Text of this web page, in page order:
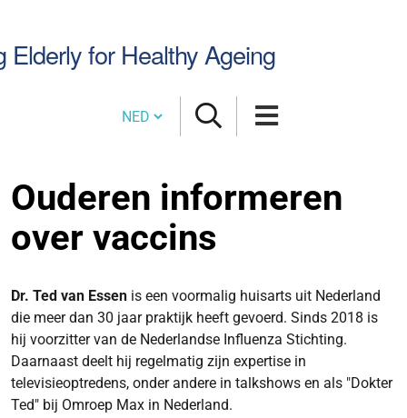
Elderly for Healthy Ageing
Cambia lingua
Ouderen informeren
over vaccins
Dr. Ted van Essen is een voormalig huisarts uit Nederland
die meer dan 30 jaar praktijk heeft gevoerd. Sinds 2018 is
hij voorzitter van de Nederlandse Influenza Stichting.
Daarnaast deelt hij regelmatig zijn expertise in
televisieoptredens, onder andere in talkshows en als "Dokter
Ted" bij Omroep Max in Nederland.